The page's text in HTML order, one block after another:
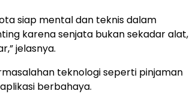
siap mental dan teknis dalam
karena senjata bukan sekadar alat,
jelasnya.
teknologi seperti pinjaman
berbahaya.